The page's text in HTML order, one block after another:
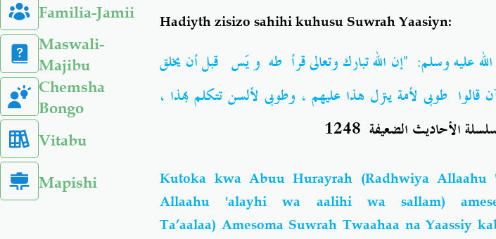
Familia-Jamii
Maswali-
Majibu
Chemsha
Bongo
Vitabu
Mapishi
Hadiyth zisizo sahihi kuhusu Suwrah Yaasiyn:
عليه وسلم: "إن الله تبارك وتعالى قرأ طه و يّس قبل أن يخلق
قالوا طوبى لأمة ينزل هذا عليهم ، وطوبى لألسن تتكلم بهذا ،
الأحاديث الضعيفة 1248
Kutoka kwa Abuu Hurayrah (Radhwiya
Allaahu 'alayhi wa aalihi wa sallam)
Ta’aalaa) Amesoma Suwrah Twaahaa na Yaassiy